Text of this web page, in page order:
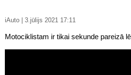
iAuto | 3.jūlijs 2021 17:11
Motociklistam ir tikai sekunde pareizā